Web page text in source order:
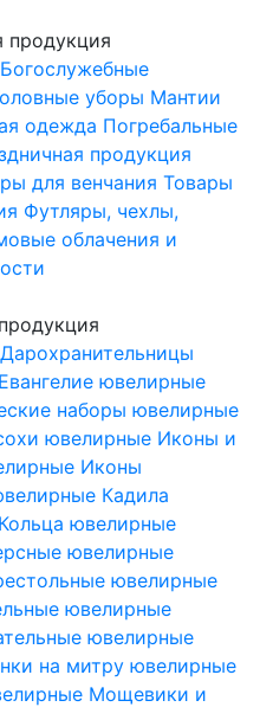
продукция
Богослужебные
уборы Мантии
одежда Погребальные
продукция
для венчания Товары
Футляры, чехлы,
облачения и
Дарохранительницы
Евангелие ювелирные
наборы ювелирные
ювелирные Иконы и
Иконы
Кадила
Кольца ювелирные
ювелирные
ювелирные
ювелирные
ювелирные
на митру ювелирные
Мощевики и